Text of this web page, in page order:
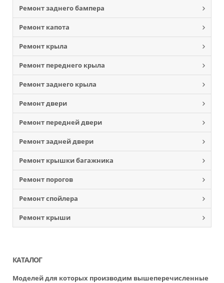
Ремонт заднего бампера
Ремонт капота
Ремонт крыла
Ремонт переднего крыла
Ремонт заднего крыла
Ремонт двери
Ремонт передней двери
Ремонт задней двери
Ремонт крышки багажника
Ремонт порогов
Ремонт спойлера
Ремонт крыши
КАТАЛОГ
Моделей для которых производим вышеперечисленные